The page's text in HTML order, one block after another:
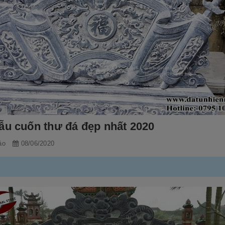
cuốn thư đá đẹp nhất 2020
08/06/2020